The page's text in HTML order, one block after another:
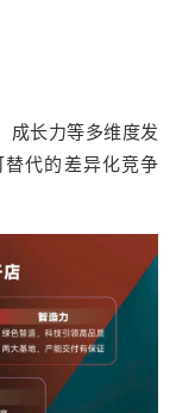
成长力等多维度发
代的差异化竞争